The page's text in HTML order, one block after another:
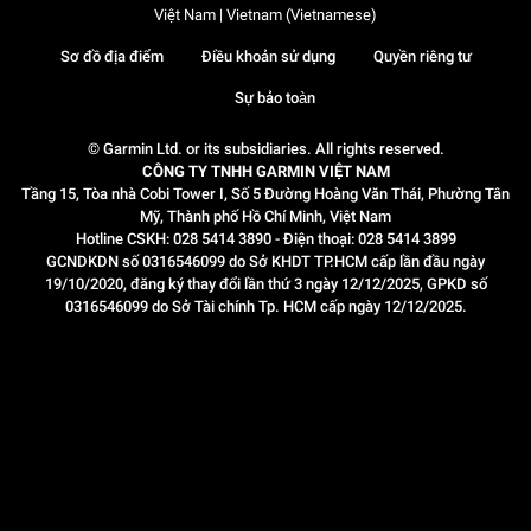
© Garmin Ltd. or its subsidiaries. All rights reserved.
CÔNG TY TNHH GARMIN VIỆT NAM
Tầng 15, Tòa nhà Cobi Tower I, Số 5 Đường Hoàng Văn Thái, Phường Tân
Mỹ, Thành phố Hồ Chí Minh, Việt Nam
Hotline CSKH: 028 5414 3890 - Điện thoại: 028 5414 3899
GCNDKDN số 0316546099 do Sở KHDT TP.HCM cấp lần đầu ngày
19/10/2020, đăng ký thay đổi lần thứ 3 ngày 12/12/2025, GPKD số
0316546099 do Sở Tài chính Tp. HCM cấp ngày 12/12/2025.
Sơ đồ địa điểm Điều khoản sử dụng Quyền riêng tư
Sự bảo toàn
Việt Nam | Vietnam (Vietnamese)